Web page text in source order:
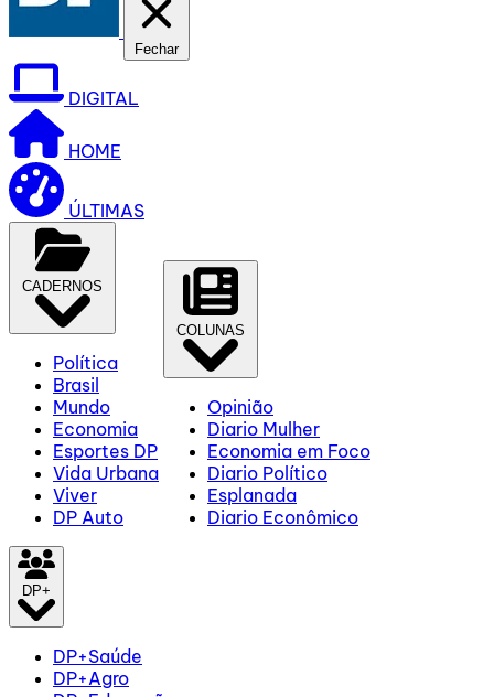
Fechar
DIGITAL
HOME
ÚLTIMAS
CADERNOS
Política
Brasil
Mundo
Economia
Esportes DP
Vida Urbana
Viver
DP Auto
COLUNAS
Opinião
Diario Mulher
Economia em Foco
Diario Político
Esplanada
Diario Econômico
DP+
DP+Saúde
DP+Agro